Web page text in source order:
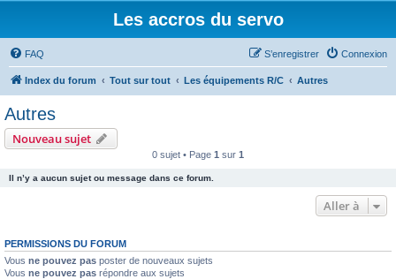
Les accros du servo
FAQ Connexion
S’enregistrer
Index du forum Tout sur tout Les équipements R/C Autres
Autres
Nouveau sujet
0 sujet • Page 1 sur 1
Il n’y a aucun sujet ou message dans ce forum.
Aller à
PERMISSIONS DU FORUM
Vous ne pouvez pas poster de nouveaux sujets
Vous ne pouvez pas répondre aux sujets